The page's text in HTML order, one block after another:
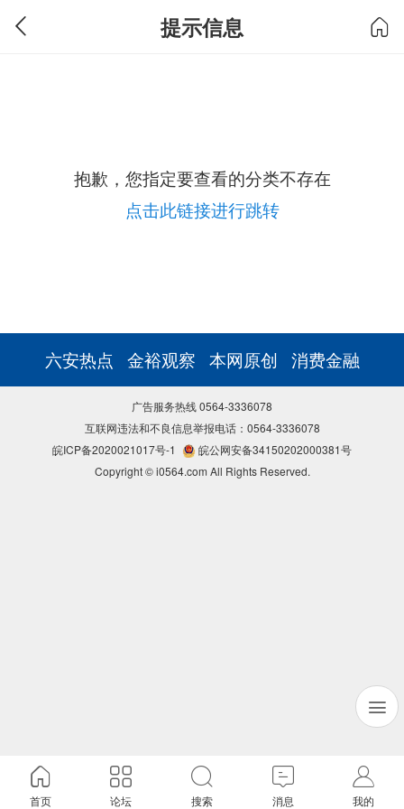
提示信息
抱歉，您指定要查看的分类不存在
点击此链接进行跳转
首页 论坛 搜索 消息 我的
六安热点 金裕观察 本网原创 消费金融
广告服务热线 0564-3336078
互联网违法和不良信息举报电话：0564-3336078
皖ICP备2020021017号-1
皖公网安备34150202000381号
Copyright © i0564.com All Rights Reserved.